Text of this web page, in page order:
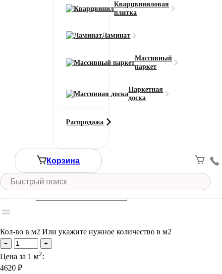
Кварцвиниловая
плитка
Ламинат
Массивный
паркет
Паркетная
доска
Распродажа
Корзина
Ширина (м)
Кол-во в м2 Или укажите нужное количество в м2
− +
Цена за 1 м2:
4620 ₽